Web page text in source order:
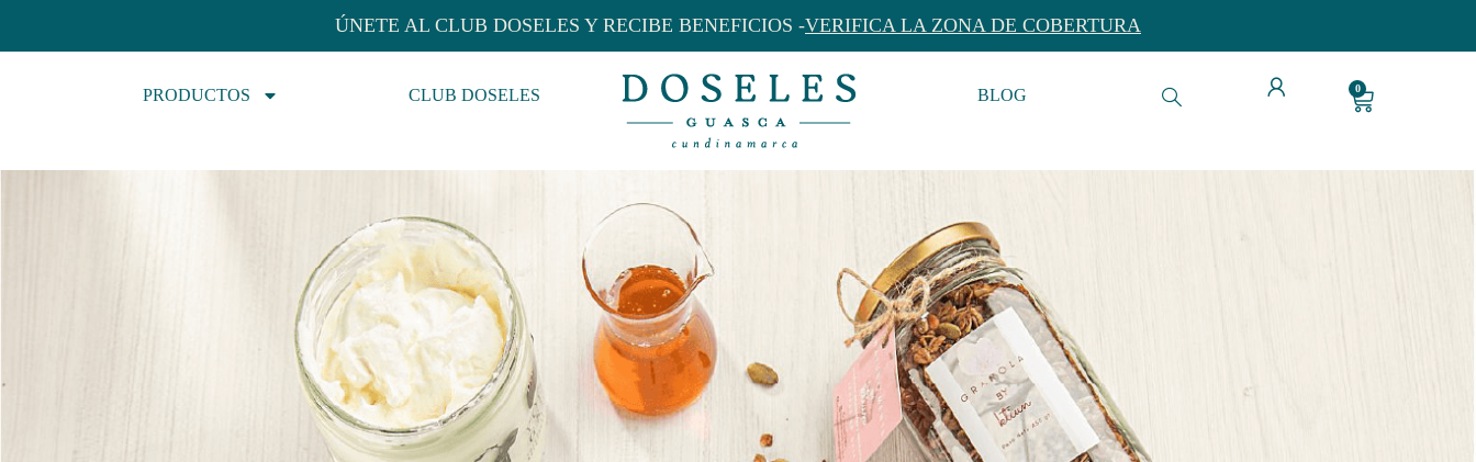
ÚNETE AL CLUB DOSELES Y RECIBE BENEFICIOS -VERIFICA LA ZONA DE COBERTURA
PRODUCTOS CLUB DOSELES BLOG 0